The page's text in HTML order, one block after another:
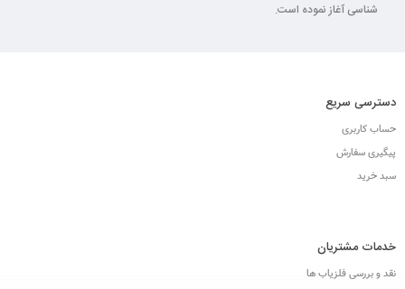
شناسی آغاز نموده است.
دسترسی سریع
حساب کاربری
پیگیری سفارش
سبد خرید
خدمات مشتریان
نقد و بررسی فلزیاب ها